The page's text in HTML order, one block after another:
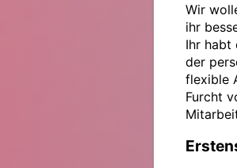
Wir
ihr
Ihr habt
der
flexible
Furcht